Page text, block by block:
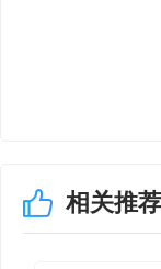
【新
举报
待的
待~
相关推荐